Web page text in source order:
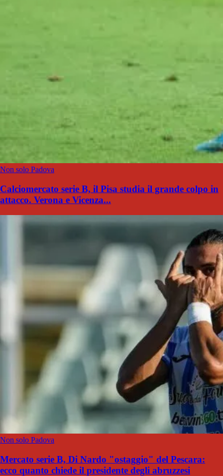
Non solo Padova
Calciomercato serie B, il Pisa studia il grande colpo in
attacco. Verona e Vicenza...
Non solo Padova
Mercato serie B, Di Nardo "ostaggio" del Pescara:
ecco quanto chiede il presidente degli abruzzesi